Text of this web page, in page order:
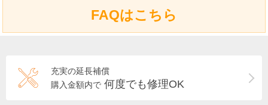
FAQはこちら
充実の延長補償
購入金額内で 何度でも修理OK